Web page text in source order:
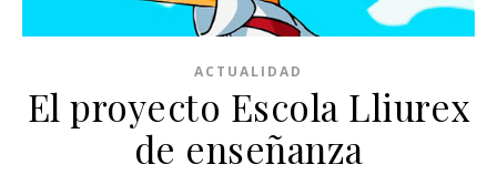
ACTUALIDAD
El proyecto Escola Lliurex
de enseñanza